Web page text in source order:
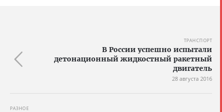
ТРАНСПОРТ
В России успешно испытали
детонационный жидкостный ракетный
двигатель
28 августа 2016
РАЗНОЕ